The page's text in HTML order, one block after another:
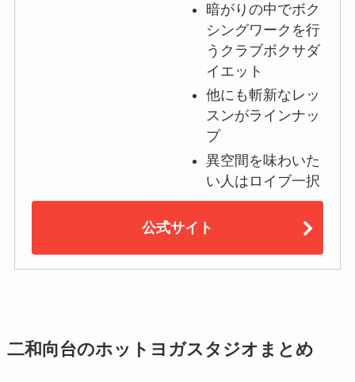
暗がりの中でボク
シングワークを行
うクラブボクサダ
イエット
他にも斬新なレッ
スンがラインナッ
プ
異空間を味わいた
い人はロイブ一択
公式サイト
二和向台のホットヨガスタジオまとめ